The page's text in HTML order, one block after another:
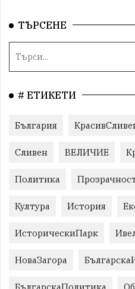
ТЪРСЕНЕ
# ЕТИКЕТИ
България
Сливен ВЕЛИЧИЕ
Политика
Култура История
ИсторическиПарк
НоваЗагора